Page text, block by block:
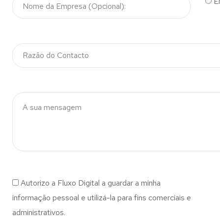
Autorizo a Fluxo Digital a guardar a minha
informação pessoal e utilizá-la para fins comerciais e
administrativos.